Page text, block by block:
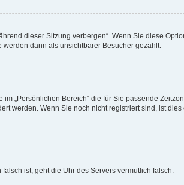
dieser Sitzung verbergen“. Wenn Sie diese
dann als unsichtbarer Besucher gezählt.
„Persönlichen Bereich“ die für Sie passende
werden. Wenn Sie noch nicht registriert sind, ist dies
ist, geht die Uhr des Servers vermutlich falsch.